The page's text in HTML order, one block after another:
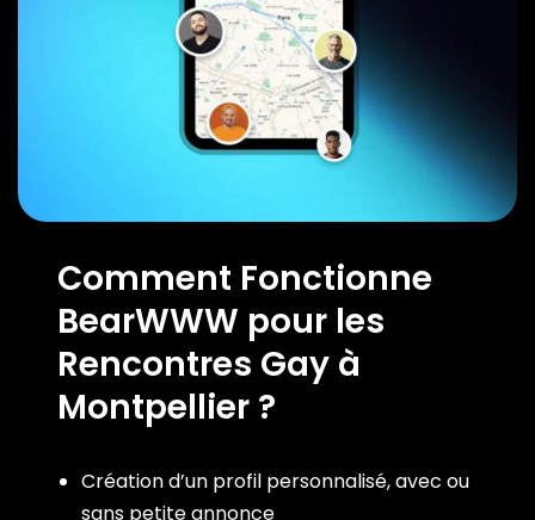
Comment Fonctionne
BearWWW pour les
Rencontres Gay à
Montpellier ?
Création d’un profil personnalisé, avec ou
sans petite annonce